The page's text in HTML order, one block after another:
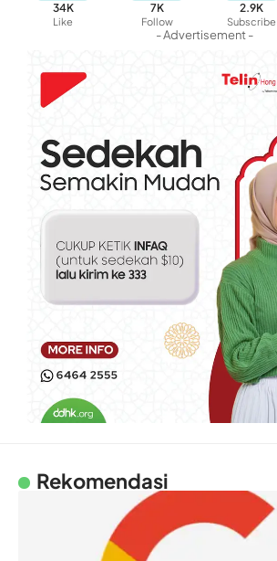
34K
Like
7K
Follow
2.9K
Subscribe
- Advertisement -
Rekomendasi